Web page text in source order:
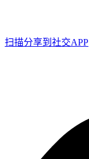
扫描分享到社交APP